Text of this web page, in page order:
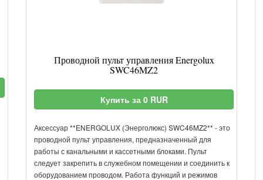
Проводной пульт управления Energolux
SWC46MZ2
Купить за 0 RUR
Аксессуар **ENERGOLUX (Энерголюкс) SWC46MZ2** - это
проводной пульт управления, предназначенный для
работы с канальными и кассетными блоками. Пульт
следует закрепить в служебном помещении и соединить к
оборудованием проводом. Работа функций и режимов